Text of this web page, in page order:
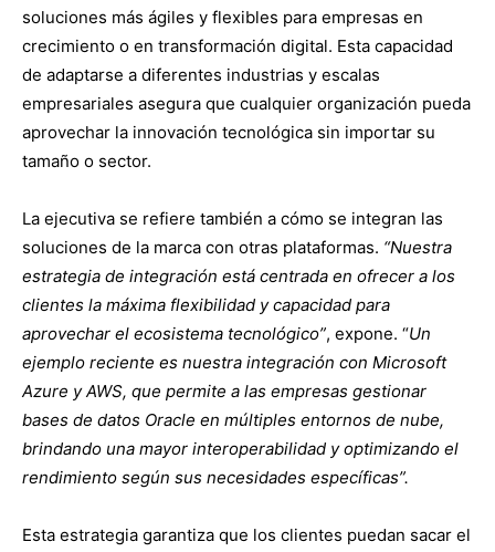
soluciones más ágiles y flexibles para empresas en
crecimiento o en transformación digital. Esta capacidad
de adaptarse a diferentes industrias y escalas
empresariales asegura que cualquier organización pueda
aprovechar la innovación tecnológica sin importar su
tamaño o sector.
La ejecutiva se refiere también a cómo se integran las
soluciones de la marca con otras plataformas. “Nuestra
estrategia de integración está centrada en ofrecer a los
clientes la máxima flexibilidad y capacidad para
aprovechar el ecosistema tecnológico”, expone. “Un
ejemplo reciente es nuestra integración con Microsoft
Azure y AWS, que permite a las empresas gestionar
bases de datos Oracle en múltiples entornos de nube,
brindando una mayor interoperabilidad y optimizando el
rendimiento según sus necesidades específicas”.
Esta estrategia garantiza que los clientes puedan sacar el